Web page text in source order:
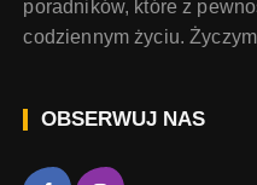
poradników, które z
codziennym życiu.
OBSERWUJ NAS